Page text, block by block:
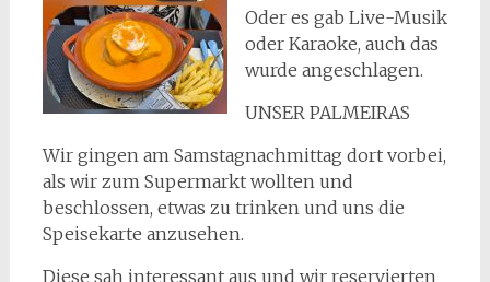
Oder es gab Live-Musik
oder Karaoke, auch das
wurde angeschlagen.
UNSER PALMEIRAS
Wir gingen am Samstagnachmittag dort vorbei,
als wir zum Supermarkt wollten und
beschlossen, etwas zu trinken und uns die
Speisekarte anzusehen.
Diese sah interessant aus und wir reservierten